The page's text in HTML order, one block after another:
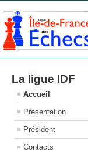
La ligue IDF
Accueil
Présentation
Président
Contacts